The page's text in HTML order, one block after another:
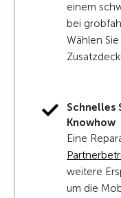
einem
bei
Wählen
Schnelles
Knowhow
Eine
weitere
um die